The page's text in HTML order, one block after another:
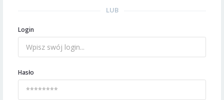
LUB
Login
Hasło